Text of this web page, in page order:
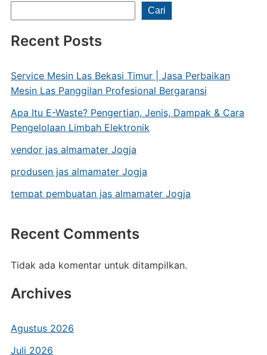
Cari
Recent Posts
Service Mesin Las Bekasi Timur | Jasa Perbaikan
Mesin Las Panggilan Profesional Bergaransi
Apa Itu E-Waste? Pengertian, Jenis, Dampak & Cara
Pengelolaan Limbah Elektronik
vendor jas almamater Jogja
produsen jas almamater Jogja
tempat pembuatan jas almamater Jogja
Recent Comments
Tidak ada komentar untuk ditampilkan.
Archives
Agustus 2026
Juli 2026